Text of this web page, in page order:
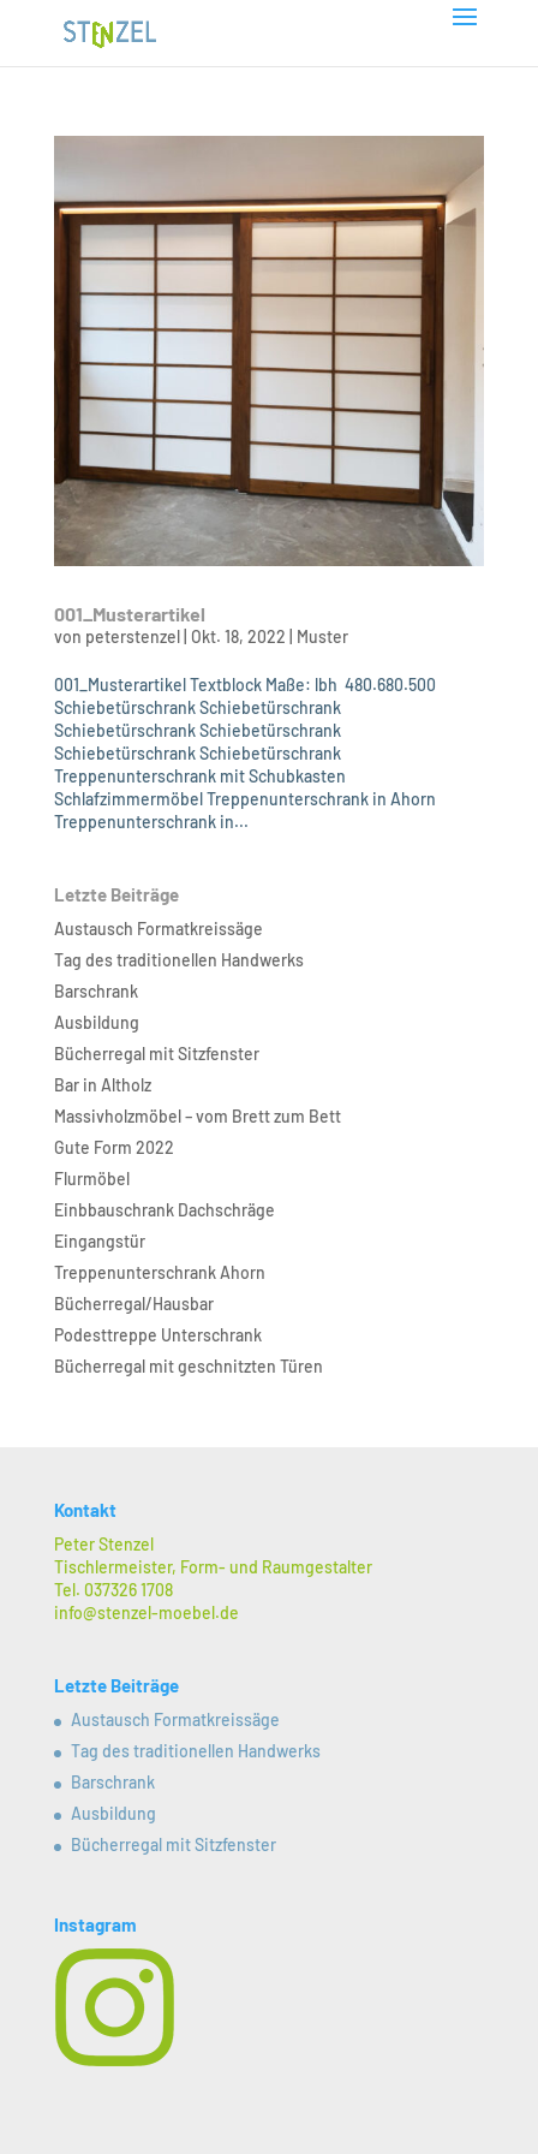
001_Musterartikel
von peterstenzel| Okt. 18, 2022 Muster
001_Musterartikel Textblock Maße: lbh 480.680.500
Schiebetürschrank Schiebetürschrank
Schiebetürschrank Schiebetürschrank
Schiebetürschrank Schiebetürschrank
Treppenunterschrank mit Schubkasten
Schlafzimmermöbel Treppenunterschrank in Ahorn
Treppenunterschrank in...
Letzte Beiträge
Austausch Formatkreissäge
Tag des traditionellen Handwerks
Barschrank
Ausbildung
Bücherregal mit Sitzfenster
Bar in Altholz
Massivholzmöbel – vom Brett zum Bett
Gute Form 2022
Flurmöbel
Einbbauschrank Dachschräge
Eingangstür
Treppenunterschrank Ahorn
Bücherregal/Hausbar
Podesttreppe Unterschrank
Bücherregal mit geschnitzten Türen
Kontakt
Peter Stenzel
Tischlermeister, Form- und Raumgestalter
Tel. 037326 1708
info@stenzel-moebel.de
Letzte Beiträge
Austausch Formatkreissäge
Tag des traditionellen Handwerks
Barschrank
Ausbildung
Bücherregal mit Sitzfenster
Instagram